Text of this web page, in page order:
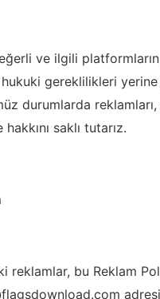
ve ilgili
gereklilikleri
durumlarda
saklı tutarız.
reklamlar, bu Reklam